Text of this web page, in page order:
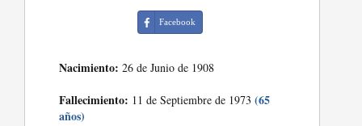
Facebook
Nacimiento: 26 de Junio de 1908
Fallecimiento: 11 de Septiembre de 1973(65
años)